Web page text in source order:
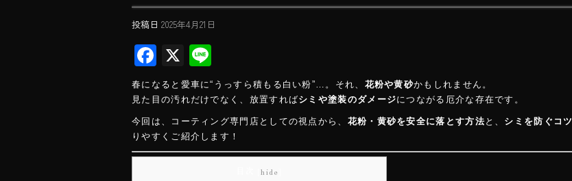
投稿日 2025年4月21日
F
ac
e
b
o
ok
X
ne
春になると愛車に“うっすら積もる白い粉”…。それ、 花粉や黄砂かもしれません。
見た目の汚れだけでなく、放置すればシミや塗装のダメージにつながる厄介な存在です。
今回は、コーティング専門店としての視点から、 花粉・黄砂を安全に落とす方法と、 シミを防ぐコツ
りやすくご紹介します！
[hide